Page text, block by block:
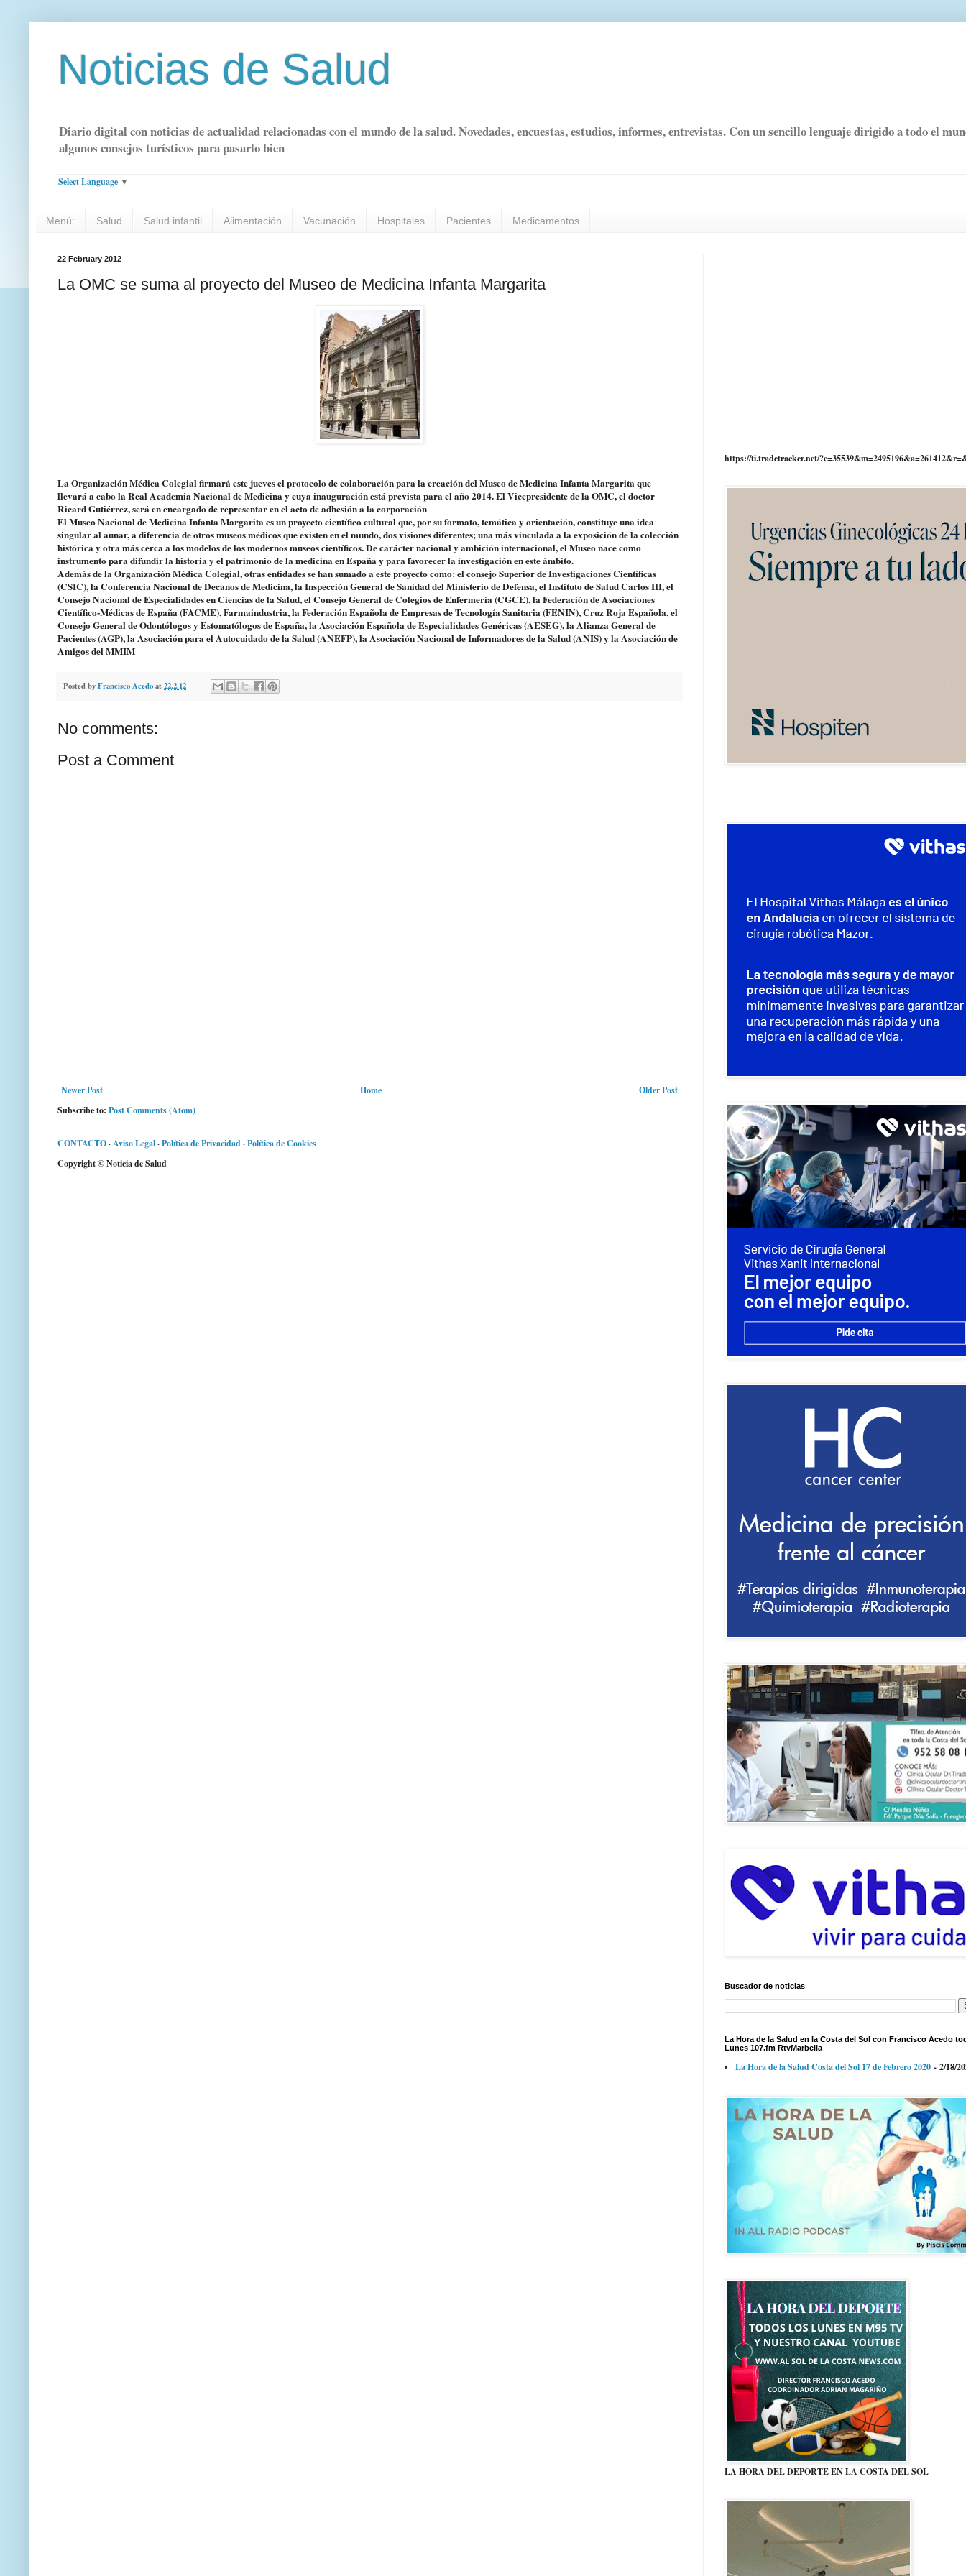
Noticias de Salud
Diario digital con noticias de actualidad relacionadas con el mundo de la salud. Novedades, encuestas, estudios, informes, entrevistas. Con un sencillo lenguaje dirigido a todo el
algunos consejos turísticos para pasarlo bien
Select Language ▼
Menú: Salud Salud infantil Alimentación Vacunación Hospitales Pacientes Medicamentos
22 February 2012
La OMC se suma al proyecto del Museo de Medicina Infanta Margarita
La Organización Médica Colegial firmará este jueves el protocolo de colaboración para la creación del Museo de Medicina Infanta Margarita que
llevará a cabo la Real Academia Nacional de Medicina y cuya inauguración está prevista para el año 2014. El Vicepresidente de la OMC, el doctor
Ricard Gutiérrez, será en encargado de representar en el acto de adhesión a la corporación
El Museo Nacional de Medicina Infanta Margarita es un proyecto científico cultural que, por su formato, temática y orientación, constituye una idea
singular al aunar, a diferencia de otros museos médicos que existen en el mundo, dos visiones diferentes; una más vinculada a la exposición de la colección
histórica y otra más cerca a los modelos de los modernos museos científicos. De carácter nacional y ambición internacional, el Museo nace como
instrumento para difundir la historia y el patrimonio de la medicina en España y para favorecer la investigación en este ámbito.
Además de la Organización Médica Colegial, otras entidades se han sumado a este proyecto como: el consejo Superior de Investigaciones Científicas
(CSIC), la Conferencia Nacional de Decanos de Medicina, la Inspección General de Sanidad del Ministerio de Defensa, el Instituto de Salud Carlos III, el
Consejo Nacional de Especialidades en Ciencias de la Salud, el Consejo General de Colegios de Enfermería (CGCE), la Federación de Asociaciones
Científico-Médicas de España (FACME), Farmaindustria, la Federación Española de Empresas de Tecnología Sanitaria (FENIN), Cruz Roja Española, el
Consejo General de Odontólogos y Estomatólogos de España, la Asociación Española de Especialidades Genéricas (AESEG), la Alianza General de
Pacientes (AGP), la Asociación para el Autocuidado de la Salud (ANEFP), la Asociación Nacional de Informadores de la Salud (ANIS) y la Asociación de
Amigos del MMIM
Posted byFrancisco Acedoat 22.2.12
No comments:
Post a Comment
Newer Post Older Post
Home
Subscribe to: Post Comments (Atom)
CONTACTO·Aviso Legal·Política de Privacidad·Política de Cookies
Copyright © Noticia de Salud
https://ti.tradetracker.net/
Buscador de noticias
La Hora de la Salud en la Costa del Sol con Francisco Acedo
Lunes 107.fm RtvMarbella
La Hora de la Salud Costa del Sol 17 de Febrero 2020 - 2/18/
LA HORA DEL DEPORTE EN LA COSTA DEL SOL